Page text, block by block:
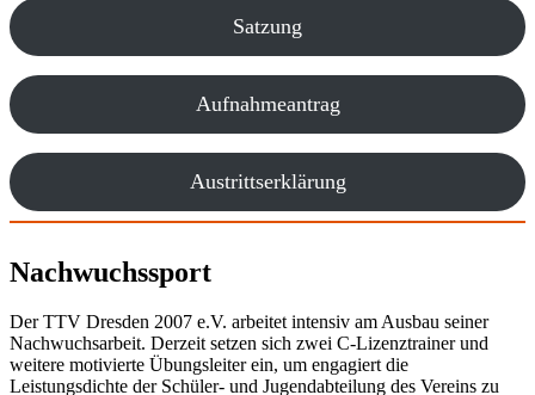
Satzung
Aufnahmeantrag
Austrittserklärung
Nachwuchssport
Der TTV Dresden 2007 e.V. arbeitet intensiv am Ausbau seiner
Nachwuchsarbeit. Derzeit setzen sich zwei C-Lizenztrainer und
weitere motivierte Übungsleiter ein, um engagiert die
Leistungsdichte der Schüler- und Jugendabteilung des Vereins zu